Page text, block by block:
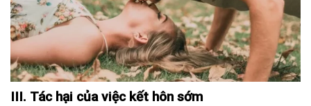
III. Tác hại của việc kết hôn sớm